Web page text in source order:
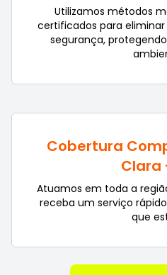
Utilizamos métodos
certificados para
segurança,
Cobertura
Clara
Atuamos em toda a
receba um serviço
que